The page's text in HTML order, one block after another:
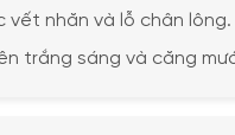
vết nhăn và lỗ chân lông.
trắng sáng và căng